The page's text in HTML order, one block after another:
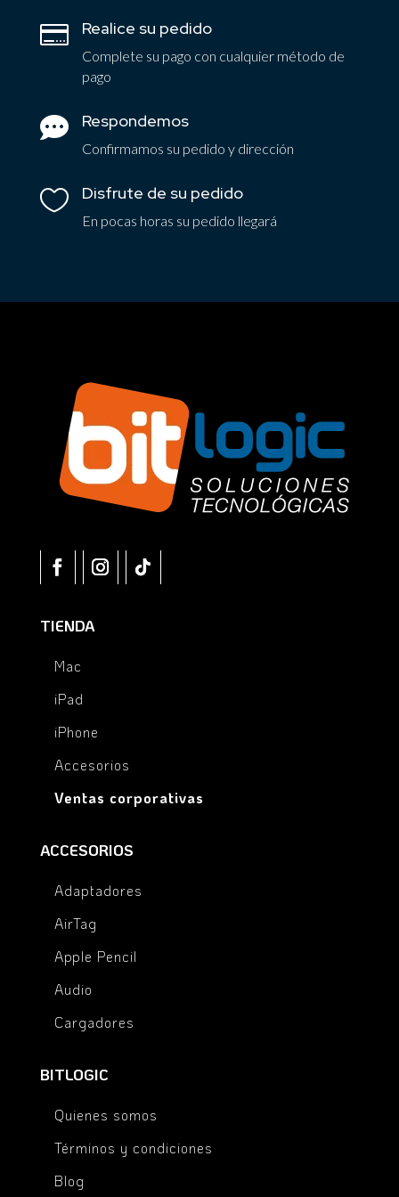
 Realice su pedido
Complete su pago con cualquier método de
pago
 Respondemos
Confirmamos su pedido y dirección
 Disfrute de su pedido
En pocas horas su pedido llegará
TIENDA
Mac
iPad
iPhone
Accesorios
Ventas corporativas
ACCESORIOS
Adaptadores
AirTag
Apple Pencil
Audio
Cargadores
BITLOGIC
Quienes somos
Términos y condiciones
Blog